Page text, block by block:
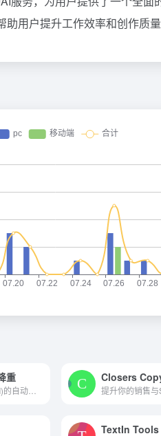
用户提升工作效率和创作质量
重
基于人工智能(AI)的自动论文降重系统
Closers
TextIn Tools